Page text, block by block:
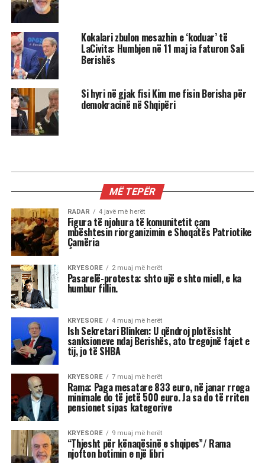
Kokalari zbulon mesazhin e ‘koduar’ të
LaCivita: Humbjen në 11 maj ia faturon Sali
Berishës
Si hyri në gjak fisi Kim me fisin Berisha për
demokracinë në Shqipëri
Ish Sekretari Blinken: U qëndroj
plotësisht sanksioneve ndaj
Berishës, ato tregojnë fajet e tij, jo
të SHBA
Ish-Sekretari amerikan i Shtetit, Antony Blinken
është pyetur gjatë një bashkëbisedimi “Harvard
Institute of Politics”, për shpalljen “non grata” të
Blinken thotë se qëndron plotësisht pas